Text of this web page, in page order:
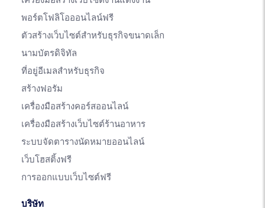
พอร์ตโฟลิโอออนไลน์ฟรี
ตัวสร้างเว็บไซต์สำหรับธุรกิจขนาดเล็ก
นามบัตรดิจิทัล
ที่อยู่อีเมลสำหรับธุรกิจ
สร้างฟอรัม
เครื่องมือสร้างคอร์สออนไลน์
เครื่องมือสร้างเว็บไซต์ร้านอาหาร
ระบบจัดตารางนัดหมายออนไลน์
เว็บโฮสติ้งฟรี
การออกแบบเว็บไซต์ฟรี
บริษัท